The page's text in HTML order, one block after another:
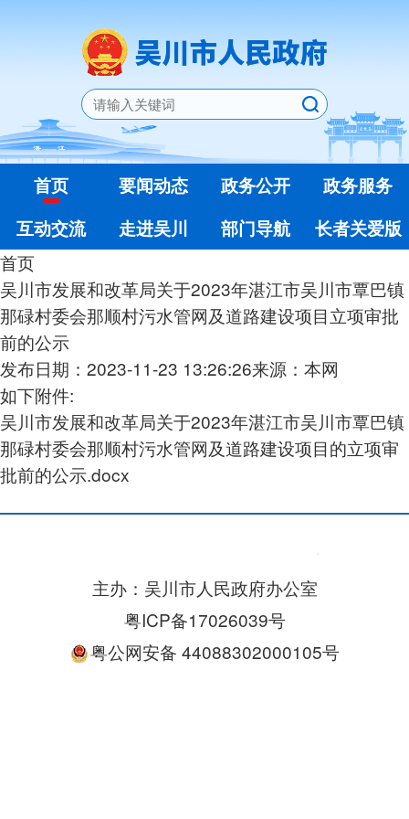
首页 要闻动态 政务公开
政务服务
互动交流
走进吴川 部门导航
长者关爱版
首页
吴川市发展和改革局关于2023年湛江市吴川市覃巴镇
那碌村委会那顺村污水管网及道路建设项目立项审批
前的公示
发布日期：2023-11-23 13:26:26来源：本网
如下附件:
吴川市发展和改革局关于2023年湛江市吴川市覃巴镇
那碌村委会那顺村污水管网及道路建设项目的立项审
批前的公示.docx
主办：吴川市人民政府办公室
粤ICP备17026039号
粤公网安备 44088302000105号